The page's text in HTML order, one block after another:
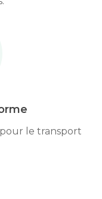
le transport